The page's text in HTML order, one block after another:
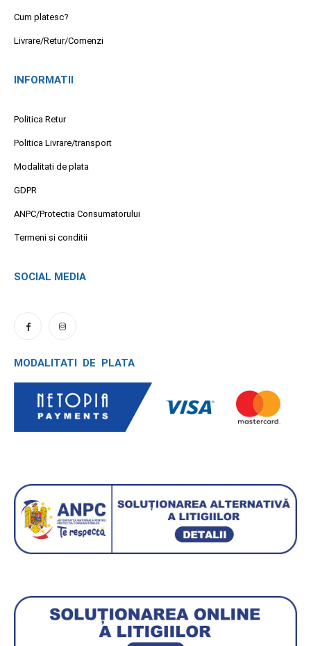
Cum platesc?
Livrare/Retur/Comenzi
INFORMATII
Politica Retur
Politica Livrare/transport
Modalitati de plata
GDPR
ANPC/Protectia Consumatorului
Termeni si conditii
SOCIAL MEDIA
MODALITATI DE PLATA